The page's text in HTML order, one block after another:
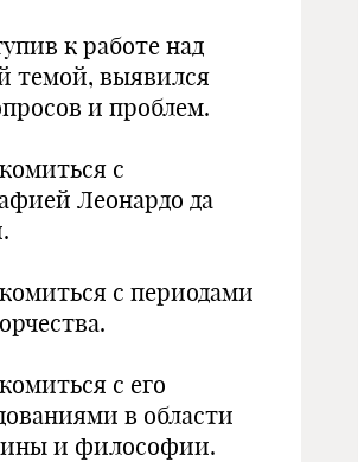
к работе над
темой, выявился
и проблем.
с
Леонардо да
с периодами
с его
в области
и философии.